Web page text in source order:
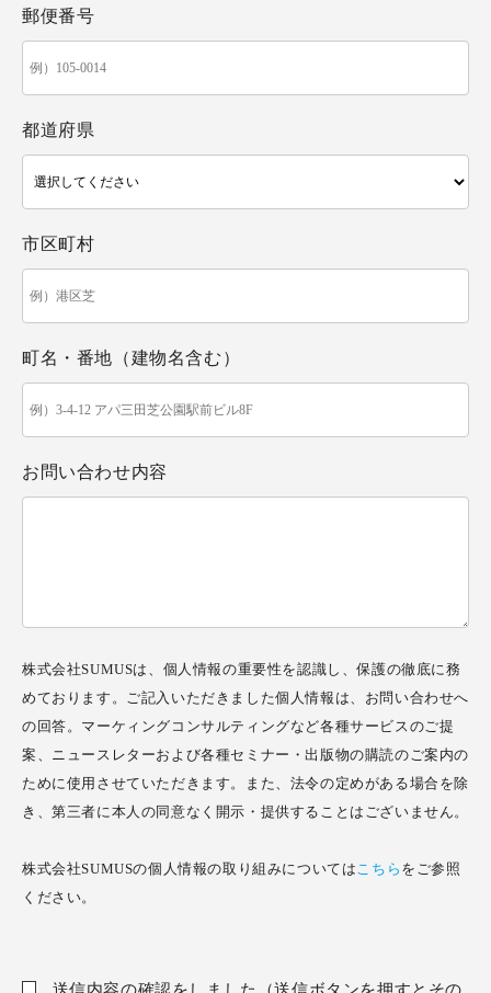
郵便番号
都道府県
市区町村
町名・番地（建物名含む）
お問い合わせ内容
株式会社SUMUSは、個人情報の重要性を認識し、保護の徹底に務
めております。ご記入いただきました個人情報は、お問い合わせへ
の回答。マーケィングコンサルティングなど各種サービスのご提
案、ニュースレターおよび各種セミナー・出版物の購読のご案内の
ために使用させていただきます。また、法令の定めがある場合を除
き、第三者に本人の同意なく開示・提供することはございません。
株式会社SUMUSの個人情報の取り組みについてはこちら をご参照
ください。